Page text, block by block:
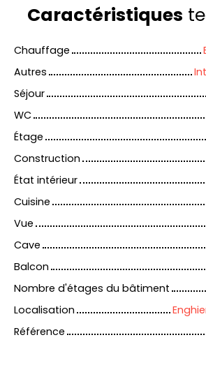
Caractéristiques
Chauffage
Autres
Séjour
WC
Étage
Construction
État intérieur
Cuisine
Vue
Cave
Balcon
Nombre d'étages du bâtiment
Localisation
Référence